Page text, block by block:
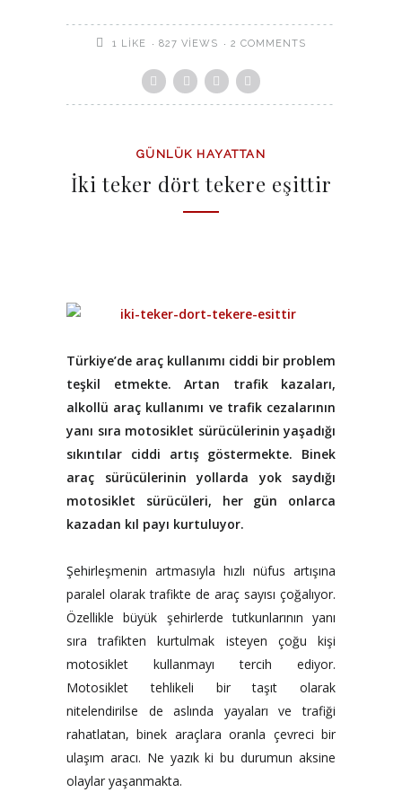
1 LIKE 827 VIEWS 2 COMMENTS
GÜNLÜK HAYATTAN
İki teker dört tekere eşittir
Türkiye’de araç kullanımı ciddi bir problem
teşkil etmekte. Artan trafik kazaları,
alkollü araç kullanımı ve trafik cezalarının
yanı sıra motosiklet sürücülerinin yaşadığı
sıkıntılar ciddi artış göstermekte. Binek
araç sürücülerinin yollarda yok saydığı
motosiklet sürücüleri, her gün onlarca
kazadan kıl payı kurtuluyor.
Şehirleşmenin artmasıyla hızlı nüfus artışına
paralel olarak trafikte de araç sayısı çoğalıyor.
Özellikle büyük şehirlerde tutkunlarının yanı
sıra trafikten kurtulmak isteyen çoğu kişi
motosiklet kullanmayı tercih ediyor.
Motosiklet tehlikeli bir taşıt olarak
nitelendirilse de aslında yayaları ve trafiği
rahatlatan, binek araçlara oranla çevreci bir
ulaşım aracı. Ne yazık ki bu durumun aksine
olaylar yaşanmakta.